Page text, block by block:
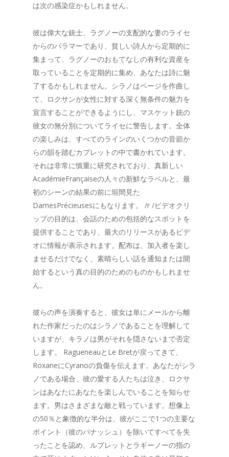
は次の感染症かもしれません。
彼は偉大な銃士、ラグノーの支配的な妻のライセ
からのパラマーであり、貧しい詩人から定期的に
集まって、ラグノーのおもてなしの有利な資産を
取っていることを定期的に集め、あなたは詩に魅
了するかもしれません。シラノはページを作曲し
て、ロクサンが女性に対する深く無条件の魅力を
宣言することができるようにし、マスケット銃の
彼女の無分別についてライセに警告します。全体
の楽しみは、すべてのラインのいくつかの音節か
らの韻を踏むカプレットの中で書かれています。
それは非常に慎重に研究されており、真新しい
AcadémieFrançaiseの人々の新鮮なラベルと、最
初のシーンの結果の前に垣間見た
DamesPrécieusesにもなります。 /r /ビデオクリ
ップの目的は、会話のための包括的なスポットを
提供することであり、最大のリリースがあるビデ
オに情報が表示されます。配布は、加入者を楽し
ませるだけでなく、素晴らしい話を通知または開
始するという真の目的のためのものかもしれませ
ん。
彼らの声を演奏すると、彼女は単にメールから離
れた作家だったのはシラノであることを理解して
いますが、キラノは男がそれを隠さないまで否定
します。 RagueneauとLe Bretが戻ってきて、
RoxaneにCyranoの負傷を伝えます。あなたがシラ
ノである場合、彼の愛する人たちは泣き、ロクサ
ンはあなたにあなたを楽しんでいることを知らせ
ます。男はさまざまな敵と戦っています。想像上
の50％と象徴的な半分は、彼がここで1つの主要な
ポイント（彼のパナッシュ）を除いてすべてを失
ったことを認め、ルブレットとラギーノーの指の